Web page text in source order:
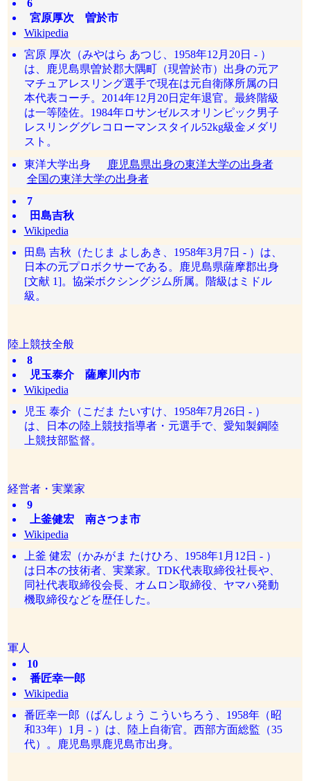
6
宮原厚次 曽於市
Wikipedia
宮原 厚次（みやはら あつじ、1958年12月20日 - ）
は、鹿児島県曽於郡大隅町（現曽於市）出身の元ア
マチュアレスリング選手で現在は元自衛隊所属の日
本代表コーチ。2014年12月20日定年退官。最終階級
は一等陸佐。1984年ロサンゼルスオリンピック男子
レスリンググレコローマンスタイル52kg級金メダリ
スト。
東洋大学出身
鹿児島県出身の東洋大学の出身者
全国の東洋大学の出身者
7
田島吉秋
Wikipedia
田島 吉秋（たじま よしあき、1958年3月7日 - ）は、
日本の元プロボクサーである。鹿児島県薩摩郡出身
[文献 1]。協栄ボクシングジム所属。階級はミドル
級。
陸上競技全般
8
児玉泰介 薩摩川内市
Wikipedia
児玉 泰介（こだま たいすけ、1958年7月26日 - ）
は、日本の陸上競技指導者・元選手で、愛知製鋼陸
上競技部監督。
経営者・実業家
9
上釜健宏 南さつま市
Wikipedia
上釜 健宏（かみがま たけひろ、1958年1月12日 - ）
は日本の技術者、実業家。TDK代表取締役社長や、
同社代表取締役会長、オムロン取締役、ヤマハ発動
機取締役などを歴任した。
軍人
10
番匠幸一郎
Wikipedia
番匠幸一郎（ばんしょう こういちろう、1958年（昭
和33年）1月 - ）は、陸上自衛官。西部方面総監（35
代）。鹿児島県鹿児島市出身。